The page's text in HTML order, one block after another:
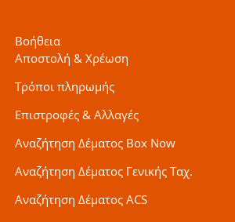
Βοήθεια
Αποστολή & Χρέωση
Τρόποι πληρωμής
Επιστροφές & Αλλαγές
Αναζήτηση Δέματος Box Now
Αναζήτηση Δέματος Γενικής Ταχ.
Αναζήτηση Δέματος ACS